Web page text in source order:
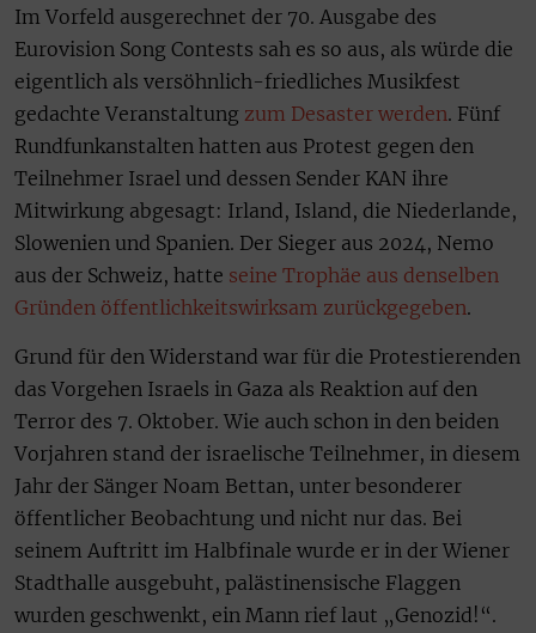
Im Vorfeld ausgerechnet der 70. Ausgabe des
Eurovision Song Contests sah es so aus, als würde die
eigentlich als versöhnlich-friedliches Musikfest
gedachte Veranstaltung zum Desaster werden. Fünf
Rundfunkanstalten hatten aus Protest gegen den
Teilnehmer Israel und dessen Sender KAN ihre
Mitwirkung abgesagt: Irland, Island, die Niederlande,
Slowenien und Spanien. Der Sieger aus 2024, Nemo
aus der Schweiz, hatte seine Trophäe aus denselben
Gründen öffentlichkeitswirksam zurückgegeben.
Grund für den Widerstand war für die Protestierenden
das Vorgehen Israels in Gaza als Reaktion auf den
Terror des 7. Oktober. Wie auch schon in den beiden
Vorjahren stand der israelische Teilnehmer, in diesem
Jahr der Sänger Noam Bettan, unter besonderer
öffentlicher Beobachtung und nicht nur das. Bei
seinem Auftritt im Halbfinale wurde er in der Wiener
Stadthalle ausgebuht, palästinensische Flaggen
wurden geschwenkt, ein Mann rief laut „Genozid!“.